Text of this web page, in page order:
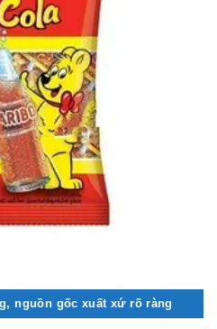
nguồn gốc xuất xứ rõ ràng